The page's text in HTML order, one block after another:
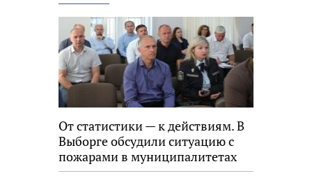
От статистики — к действиям. В
Выборге обсудили ситуацию с
пожарами в муниципалитетах